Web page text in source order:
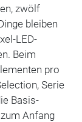
zwölf
bleiben
LED-
Beim
pro
Serie
Basis-
Anfang